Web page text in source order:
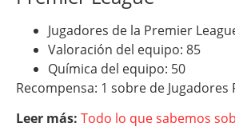
Jugadores de la Premier
Valoración del equipo: 85
Química del equipo: 50
Recompensa: 1 sobre de Jugadores
Leer más: Todo lo que sabemos